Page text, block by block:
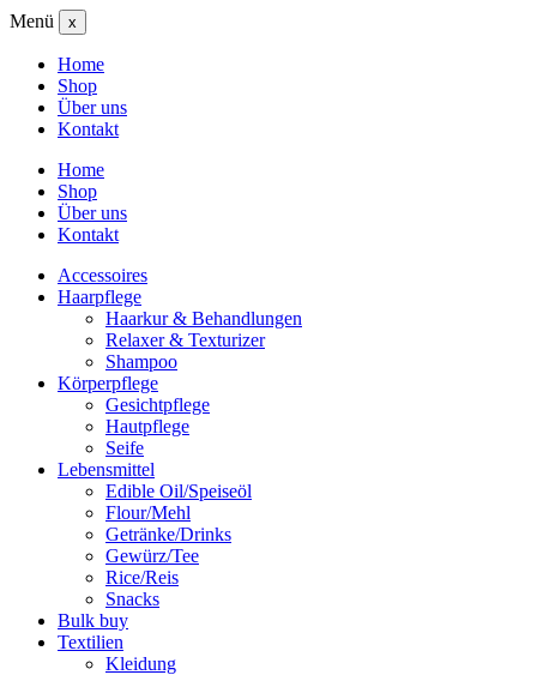
Menü x
Home
Shop
Über uns
Kontakt
Home
Shop
Über uns
Kontakt
Accessoires
Haarpflege
Haarkur & Behandlungen
Relaxer & Texturizer
Shampoo
Körperpflege
Gesichtpflege
Hautpflege
Seife
Lebensmittel
Edible Oil/Speiseöl
Flour/Mehl
Getränke/Drinks
Gewürz/Tee
Rice/Reis
Snacks
Bulk buy
Textilien
Kleidung